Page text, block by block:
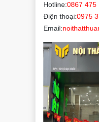
Hotline:0867 475
Điện thoại:0975
Email: